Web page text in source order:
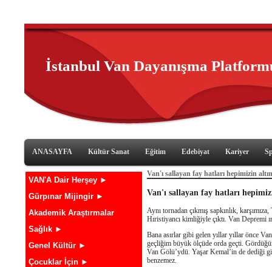
İstanbul Van Dayanışma
ANASAYFA Kültür Sanat Eğitim Edebiyat Kariyer
VAN'A Dair Herşey ►
Gürpınar Mijingir ►
Akademik Araştırmalar
Sağlık ►
Genel Kültür ►
Çocuklar İçin ►
Van'ı sallayan fay hatları hepimizin
Van'ı sallayan fay hatları
Aynı tornadan çıkmış sapkınlık,
Hıristiyancı kimliğiyle çıktı. Van Depremi
Bana asırlar gibi gelen yıllar yıllar önce
geçliğim büyük ölçüde orda geçti.
Van Gölü’ydü. Yaşar Kemal’in de dediği
benzemez.